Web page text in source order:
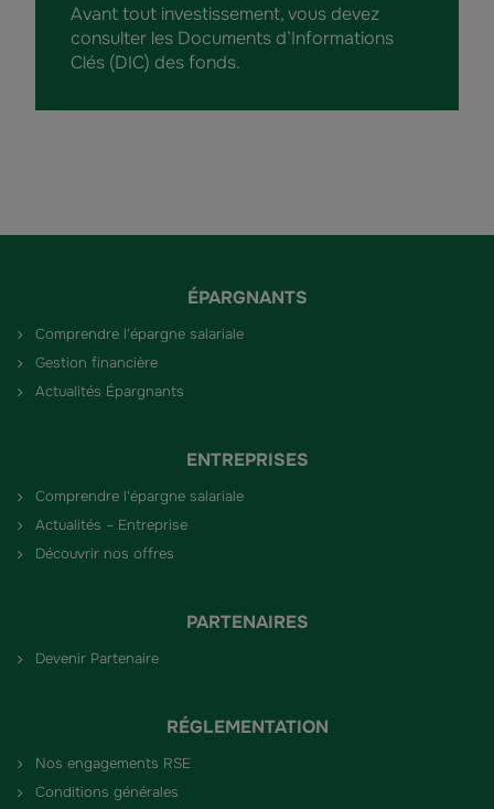
Avant tout investissement, vous devez
consulter les Documents d’Informations
Clés (DIC) des fonds.
ÉPARGNANTS
Comprendre l'épargne salariale
Gestion financière
Actualités Épargnants
ENTREPRISES
Comprendre l'épargne salariale
Actualités – Entreprise
Découvrir nos offres
PARTENAIRES
Devenir Partenaire
RÉGLEMENTATION
Nos engagements RSE
Conditions générales